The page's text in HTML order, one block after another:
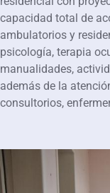
capacidad total de
ambulatorios y
psicología, terapia
manualidades,
además de la
consultorios,